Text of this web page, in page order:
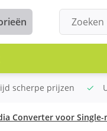
scherpe prijzen
Converter voor